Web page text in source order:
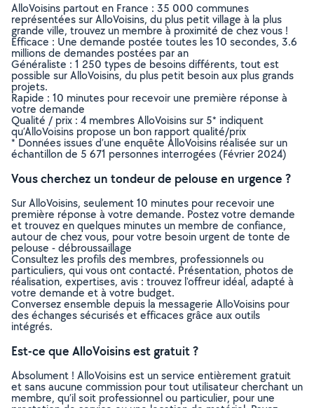
AlloVoisins partout en France : 35 000 communes
représentées sur AlloVoisins, du plus petit village à la plus
grande ville, trouvez un membre à proximité de chez vous !
Efficace : Une demande postée toutes les 10 secondes, 3.6
millions de demandes postées par an
Généraliste : 1 250 types de besoins différents, tout est
possible sur AlloVoisins, du plus petit besoin aux plus grands
projets.
Rapide : 10 minutes pour recevoir une première réponse à
votre demande
Qualité / prix : 4 membres AlloVoisins sur 5* indiquent
qu’AlloVoisins propose un bon rapport qualité/prix
* Données issues d’une enquête AlloVoisins réalisée sur un
échantillon de 5 671 personnes interrogées (Février 2024)
Vous cherchez un tondeur de pelouse en urgence ?
Sur AlloVoisins, seulement 10 minutes pour recevoir une
première réponse à votre demande. Postez votre demande
et trouvez en quelques minutes un membre de confiance,
autour de chez vous, pour votre besoin urgent de tonte de
pelouse - débroussaillage
Consultez les profils des membres, professionnels ou
particuliers, qui vous ont contacté. Présentation, photos de
réalisation, expertises, avis : trouvez l'offreur idéal, adapté à
votre demande et à votre budget.
Conversez ensemble depuis la messagerie AlloVoisins pour
des échanges sécurisés et efficaces grâce aux outils
intégrés.
Est-ce que AlloVoisins est gratuit ?
Absolument ! AlloVoisins est un service entièrement gratuit
et sans aucune commission pour tout utilisateur cherchant un
membre, qu’il soit professionnel ou particulier, pour une